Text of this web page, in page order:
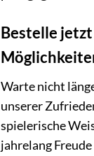
Bestelle jetzt
Warte nicht
unserer
spielerische
jahrelang